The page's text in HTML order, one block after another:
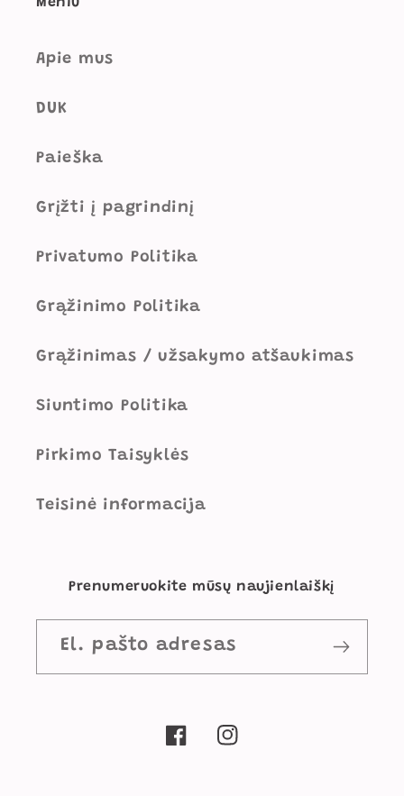
Meniu
Apie mus
DUK
Paieška
Grįžti į pagrindinį
Privatumo Politika
Grąžinimo Politika
Grąžinimas / užsakymo atšaukimas
Siuntimo Politika
Pirkimo Taisyklės
Teisinė informacija
Prenumeruokite mūsų naujienlaiškį
El. pašto adresas
„Facebook“„Instagram“